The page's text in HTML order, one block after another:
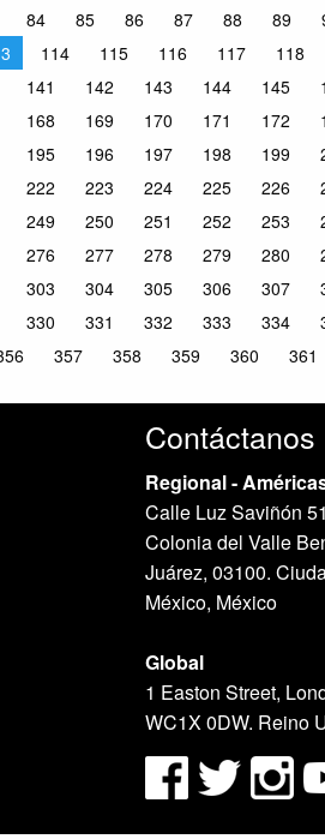
84 85 86 87 88 89
114 115 116 117 118
141 142 143 144 145
168 169 170 171 172
195 196 197 198 199
222 223 224 225 226
249 250 251 252 253
276 277 278 279 280
303 304 305 306 307
330 331 332 333 334
357 358 359 360 361
Contáctanos
Regional -
Calle Luz Saviñón
Colonia del Valle
Juárez, 03100.
México, México
Global
1 Easton Street,
WC1X 0DW. Reino